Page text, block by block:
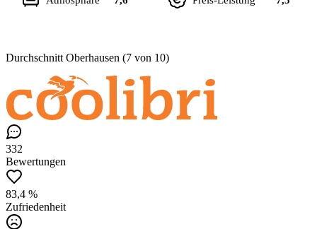
Durchschnitt Oberhausen (7 von 10)
332
Bewertungen
83,4 %
Zufriedenheit